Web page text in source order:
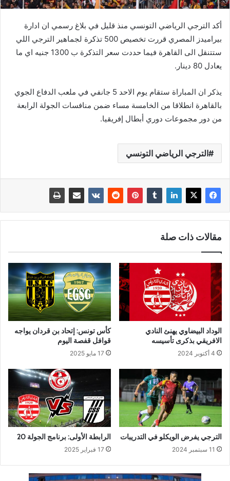
أكد الترجي الرياضي التونسي منذ قليل في بلاغ رسمي ان ادارة
بيراميدز المصري قررت تخصيص 500 تذكرة لجماهير الترجي اللي
ستتنقل الى القاهرة فيما حددت سعر التذكرة ب 1300 جنيه اي ما
يعادل 80 دينار.
يذكر ان المباراة ستقام يوم الاحد 5 جانفي في ملعب الدفاع الجوي
بالقاهرة انطلاقا من الخامسة مساء ضمن منافسات الجولة الرابعة
من دور مجموعات دوري أبطال إفريقيا.
الترجي الرياضي التونسي
مقالات ذات صلة
الوداد البيضاوي يهنئ النادي
الافريقي بذكرى تأسيسه
4 أكتوبر 2024
كأس تونس: إتحاد بن قردان يواجه
قوافل قفصة اليوم
17 مايو 2025
الترجي يفرض الويكلو في التدريبات
11 سبتمبر 2024
الرابطة الأولى: برنامج الجولة 20
17 فبراير 2025